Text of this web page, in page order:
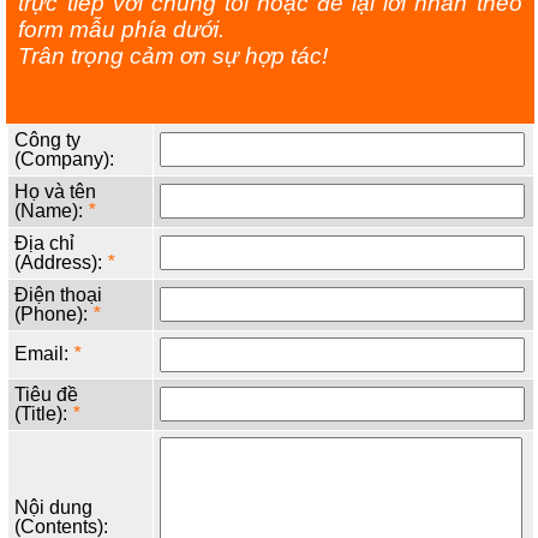
form mẫu phía dưới.
Trân trọng cảm ơn sự hợp tác!
Công ty
(Company):
Họ và tên
(Name): *
Địa chỉ
(Address): *
Điện thoại
(Phone): *
Email: *
Tiêu đề
(Title): *
Nội dung
(Contents):